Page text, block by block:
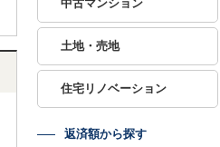
中古マンション
土地・売地
住宅リノベーション
返済額から探す